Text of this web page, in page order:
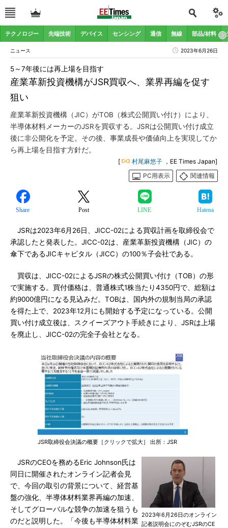
テクノロジー 先端技術 デバイス センシング 通信 無線 部品/材料
ニュース 2023年6月26日
産業革新投資機構がJSR買収へ、業界再編を促す
狙い
5～7年後には再上場を目指す
産業革新投資機構（JIC）がTOB（株式公開買い付け）により、
半導体材料メーカーのJSRを買収する。JSRは公開買い付け成立
後に非公開化を予定。その後、事業成長や価値向上を実現してか
ら再上場を目指す方針だ。
[ 村尾麻悠子 ，EE Times Japan]
PC用表示
関連情報
Share Post LINE Hatena
JSRは2023年6月26日、JICC-02による買収計画を取締役会で
承認したと発表した。JICC-02は、産業革新投資機構（JIC）の
傘下であるJICキャピタル（JICC）の100％子会社である。
買収は、JICC-02によるJSRの株式公開買い付け（TOB）の形
で実施する。買付価格は、普通株式1株当たり4350円で、総額は
約9000億円になる見込みだ。TOBは、国内外の規制当局の承認
を得た上で、2023年12月にも開始する予定になっている。公開
買い付け成立後は、スクイーズアウト手続きにより、JSRは上場
を廃止し、JICC-02の完全子会社となる。
JSR取締役会決議の概要［クリックで拡大］ 出所：JSR
2023年6月26日のオンライン
記者説明会にのぞむJSRのCE
JSRのCEOを務めるEric Johnson氏は
同日に開催されたオンライン記者会見
で、今回の取引の背景について、経営基
盤の強化、半導体材料業界再編の加速、
そしてグローバルな競争の加速を狙うも
のだと説明した。「今後も半導体材料業